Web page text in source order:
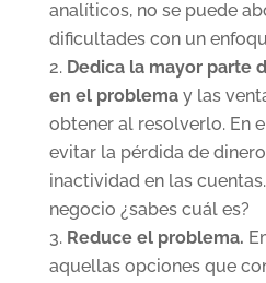
analíticos, no se puede
dificultades con un
Dedica la mayor parte
en el problemay las
obtener al resolverlo. En
evitar la pérdida de
inactividad en las
negocio ¿sabes cuál es?
Reduce el problema.
aquellas opciones que